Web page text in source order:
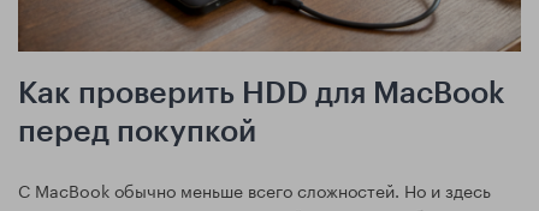
Как проверить HDD для MacBook
перед покупкой
С MacBook обычно меньше всего сложностей. Но и здесь